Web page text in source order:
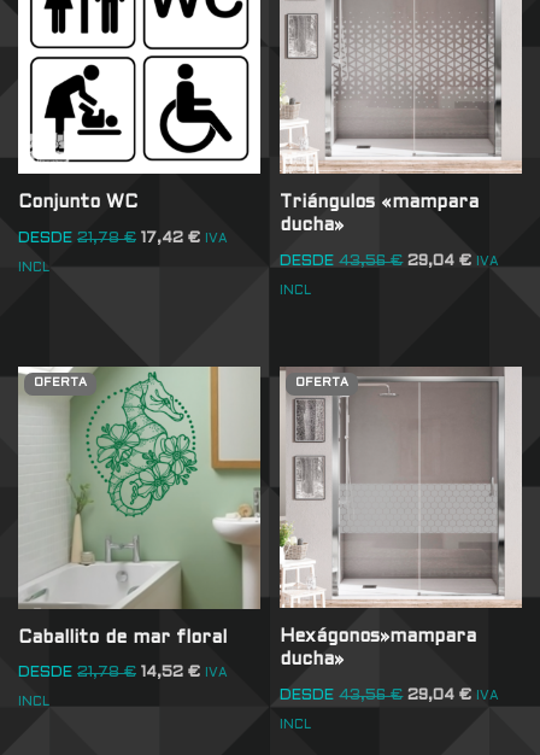
Conjunto WC
DESDE 21,78€ 17,42 € IVA
INCL
Triángulos «mampara
ducha»
DESDE 43,56€ 29,04€ IVA
INCL
OFERTA
Caballito de mar floral
DESDE 21,78€ 14,52 € IVA
INCL
OFERTA
Hexágonos»mampara
ducha»
DESDE 43,56€ 29,04€ IVA
INCL